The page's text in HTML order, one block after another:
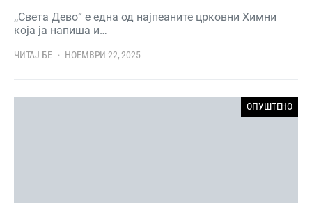
,,Света Дево“ е една од најпеаните црковни Химни
која ја напиша и…
ЧИТАЈ БЕ НОЕМВРИ 22, 2025
ОПУШТЕНО